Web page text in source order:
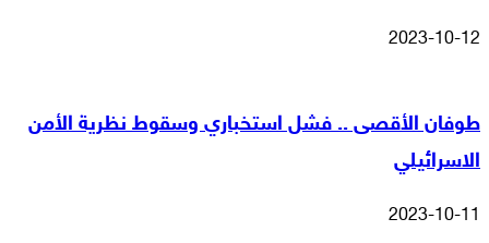
2023-10-12
طوفان الأقصى .. فشل استخباري وسقوط نظرية الأمن
الاسرائيلي
2023-10-11